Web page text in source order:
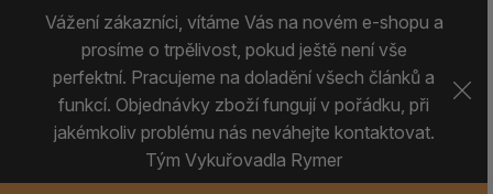
Vážení zákazníci, vítáme Vás na novém e-shopu a
prosíme o trpělivost, pokud ještě není vše
perfektní. Pracujeme na doladění všech článků a
funkcí. Objednávky zboží fungují v pořádku, při
jakémkoliv problému nás neváhejte kontaktovat.
Tým Vykuřovadla Rymer